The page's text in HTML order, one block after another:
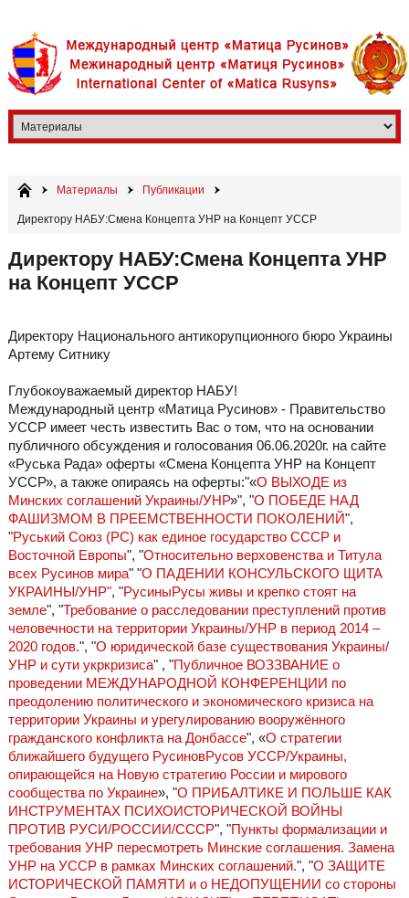
Материалы Публикации
Директору НАБУ:Смена Концепта УНР на Концепт УССР
Директору НАБУ:Смена Концепта УНР
на Концепт УССР
Директору Национального антикорупционного бюро Украины
Артему Ситнику
Глубокоуважаемый директор НАБУ!
Международный центр «Матица Русинов» - Правительство
УССР имеет честь известить Вас о том, что на основании
публичного обсуждения и голосования 06.06.2020г. на сайте
«Руська Рада» оферты «Смена Концепта УНР на Концепт
УССР», а также опираясь на оферты:"«О ВЫХОДЕ из
Минских соглашений Украины/УНР»", "О ПОБЕДЕ НАД
ФАШИЗМОМ В ПРЕЕМСТВЕННОСТИ ПОКОЛЕНИЙ",
"Руський Союз (РС) как единое государство СССР и
Восточной Европы", "Относительно верховенства и Титула
всех Русинов мира" "О ПАДЕНИИ КОНСУЛЬСКОГО ЩИТА
УКРАИНЫ/УНР", "РусиныРусы живы и крепко стоят на
земле", "Требование о расследовании преступлений против
человечности на территории Украины/УНР в период 2014 –
2020 годов.", "О юридической базе существования Украины/
УНР и сути укркризиса" , "Публичное ВОЗЗВАНИЕ о
проведении МЕЖДУНАРОДНОЙ КОНФЕРЕНЦИИ по
преодолению политического и экономического кризиса на
территории Украины и урегулированию вооружённого
гражданского конфликта на Донбассе", «О стратегии
ближайшего будущего РусиновРусов УССР/Украины,
опирающейся на Новую стратегию России и мирового
сообщества по Украине», "О ПРИБАЛТИКЕ И ПОЛЬШЕ КАК
ИНСТРУМЕНТАХ ПСИХОИСТОРИЧЕСКОЙ ВОЙНЫ
ПРОТИВ РУСИ/РОССИИ/СССР", "Пункты формализации и
требования УНР пересмотреть Минские соглашения. Замена
УНР на УССР в рамках Минских соглашений.", "О ЗАЩИТЕ
ИСТОРИЧЕСКОЙ ПАМЯТИ и о НЕДОПУЩЕНИИ со стороны